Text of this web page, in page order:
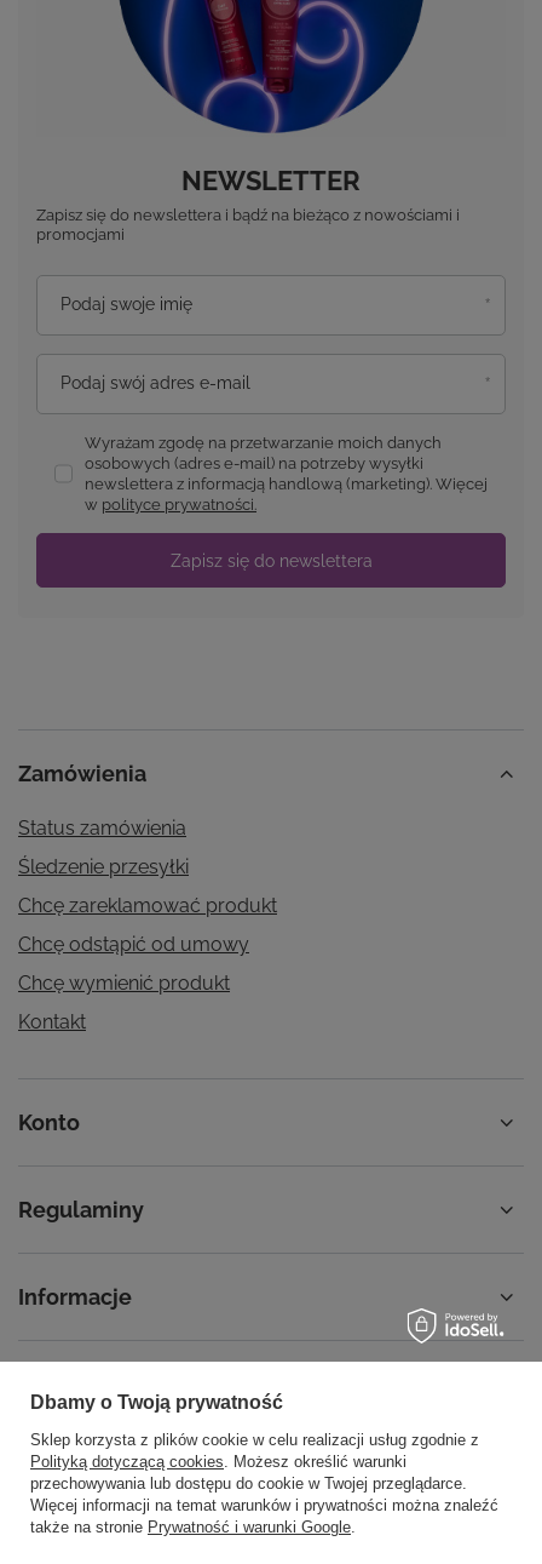
NEWSLETTER
Zapisz się do newslettera i bądź na bieżąco z nowościami i
promocjami
Podaj swoje imię
Podaj swój adres e-mail
Wyrażam zgodę na przetwarzanie moich danych
osobowych (adres e-mail) na potrzeby wysyłki
newslettera z informacją handlową (marketing). Więcej
w polityce prywatności.
Zapisz się do newslettera
Zamówienia
Status zamówienia
Śledzenie przesyłki
Chcę zareklamować produkt
Chcę odstąpić od umowy
Chcę wymienić produkt
Kontakt
Konto
Regulaminy
Informacje
58 762 91 40
Poniedziałek - Piątek / 8:00 - 15:30
sklep@noyellow.pl
noyellow.pl,Wodnika 50,80-299Gdańsk
Dbamy o Twoją prywatność
Sklep korzysta z plików cookie w celu realizacji usług zgodnie z
Polityką dotyczącą cookies. Możesz określić warunki
przechowywania lub dostępu do cookie w Twojej przeglądarce.
Więcej informacji na temat warunków i prywatności można znaleźć
także na stronie Prywatność i warunki Google.